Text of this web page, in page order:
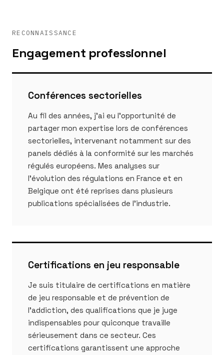
RECONNAISSANCE
Engagement professionnel
Conférences sectorielles
Au fil des années, j'ai eu l'opportunité de
partager mon expertise lors de conférences
sectorielles, intervenant notamment sur des
panels dédiés à la conformité sur les marchés
régulés européens. Mes analyses sur
l'évolution des régulations en France et en
Belgique ont été reprises dans plusieurs
publications spécialisées de l'industrie.
Certifications en jeu responsable
Je suis titulaire de certifications en matière
de jeu responsable et de prévention de
l'addiction, des qualifications que je juge
indispensables pour quiconque travaille
sérieusement dans ce secteur. Ces
certifications garantissent une approche